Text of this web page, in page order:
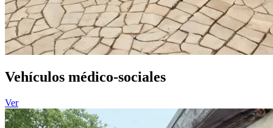
Vehículos médico-sociales
Ver